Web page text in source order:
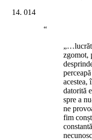
014
“
zgomot,
acestea,
datorită
spre a
ne
fim